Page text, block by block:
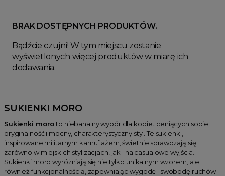
Sukienki hiszpanki
Sukienki midi
Sukienki mini
Sukienki koronkowe
Sukienki koktajlowe
Sukienki do pracy
Sukienki boho
Sukienki jesienne
BRAK DOSTĘPNYCH PRODUKTÓW.
Bądźcie czujni! W tym miejscu zostanie
wyświetlonych więcej produktów w miarę ich
dodawania.
SUKIENKI MORO
Sukienki moroto niebanalny wybór dla kobiet ceniących sobie
oryginalność i mocny, charakterystyczny styl. Te sukienki,
inspirowane militarnym kamuflażem, świetnie sprawdzają się
zarówno w miejskich stylizacjach, jak i na casualowe wyjścia.
Sukienki moro wyróżniają się nie tylko unikalnym wzorem, ale
również funkcjonalnością, zapewniając wygodę i swobodę ruchów